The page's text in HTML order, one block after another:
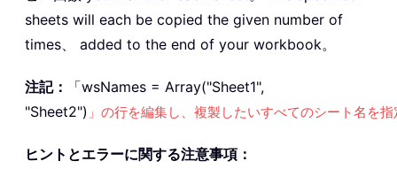
sheets will each be copied the given number of
times、 added to the end of your workbook。
注記：
「wsNames = Array("Sheet1",
"Sheet2") 」の行を編集し、複製したいすべてのシート名を
ヒントとエラーに関する注意事項：